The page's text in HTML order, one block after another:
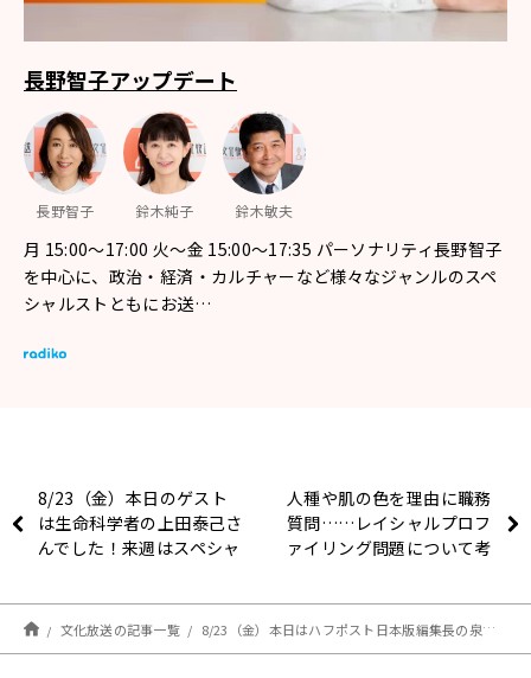
長野智子アップデート
長野智子 鈴木純子 鈴木敏夫
月 15:00～17:00 火～金 15:00～17:35 パーソナリティ長野智子
を中心に、政治・経済・カルチャーなど様々なジャンルのスペ
シャルストともにお送…
8/23（金）本日のゲスト
は生命科学者の上田泰己さ
んでした！来週はスペシャ
人種や肌の色を理由に職務
質問……レイシャルプロフ
ァイリング問題について考
文化放送の記事一覧 8/23（金）本日はハフポスト日本版編集長の泉谷由梨子さんと一緒にお送りしました！